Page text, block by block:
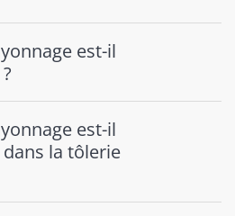
est-il
est-il
la tôlerie